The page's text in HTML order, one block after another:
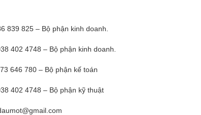
839 825 – Bộ phận kinh doanh.
402 4748 – Bộ phận kinh doanh.
646 780 – Bộ phận kế toán
402 4748 – Bộ phận kỹ thuật